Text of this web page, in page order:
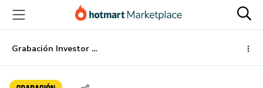
principal
página
de
página
Grabación Investor Weekend 2024